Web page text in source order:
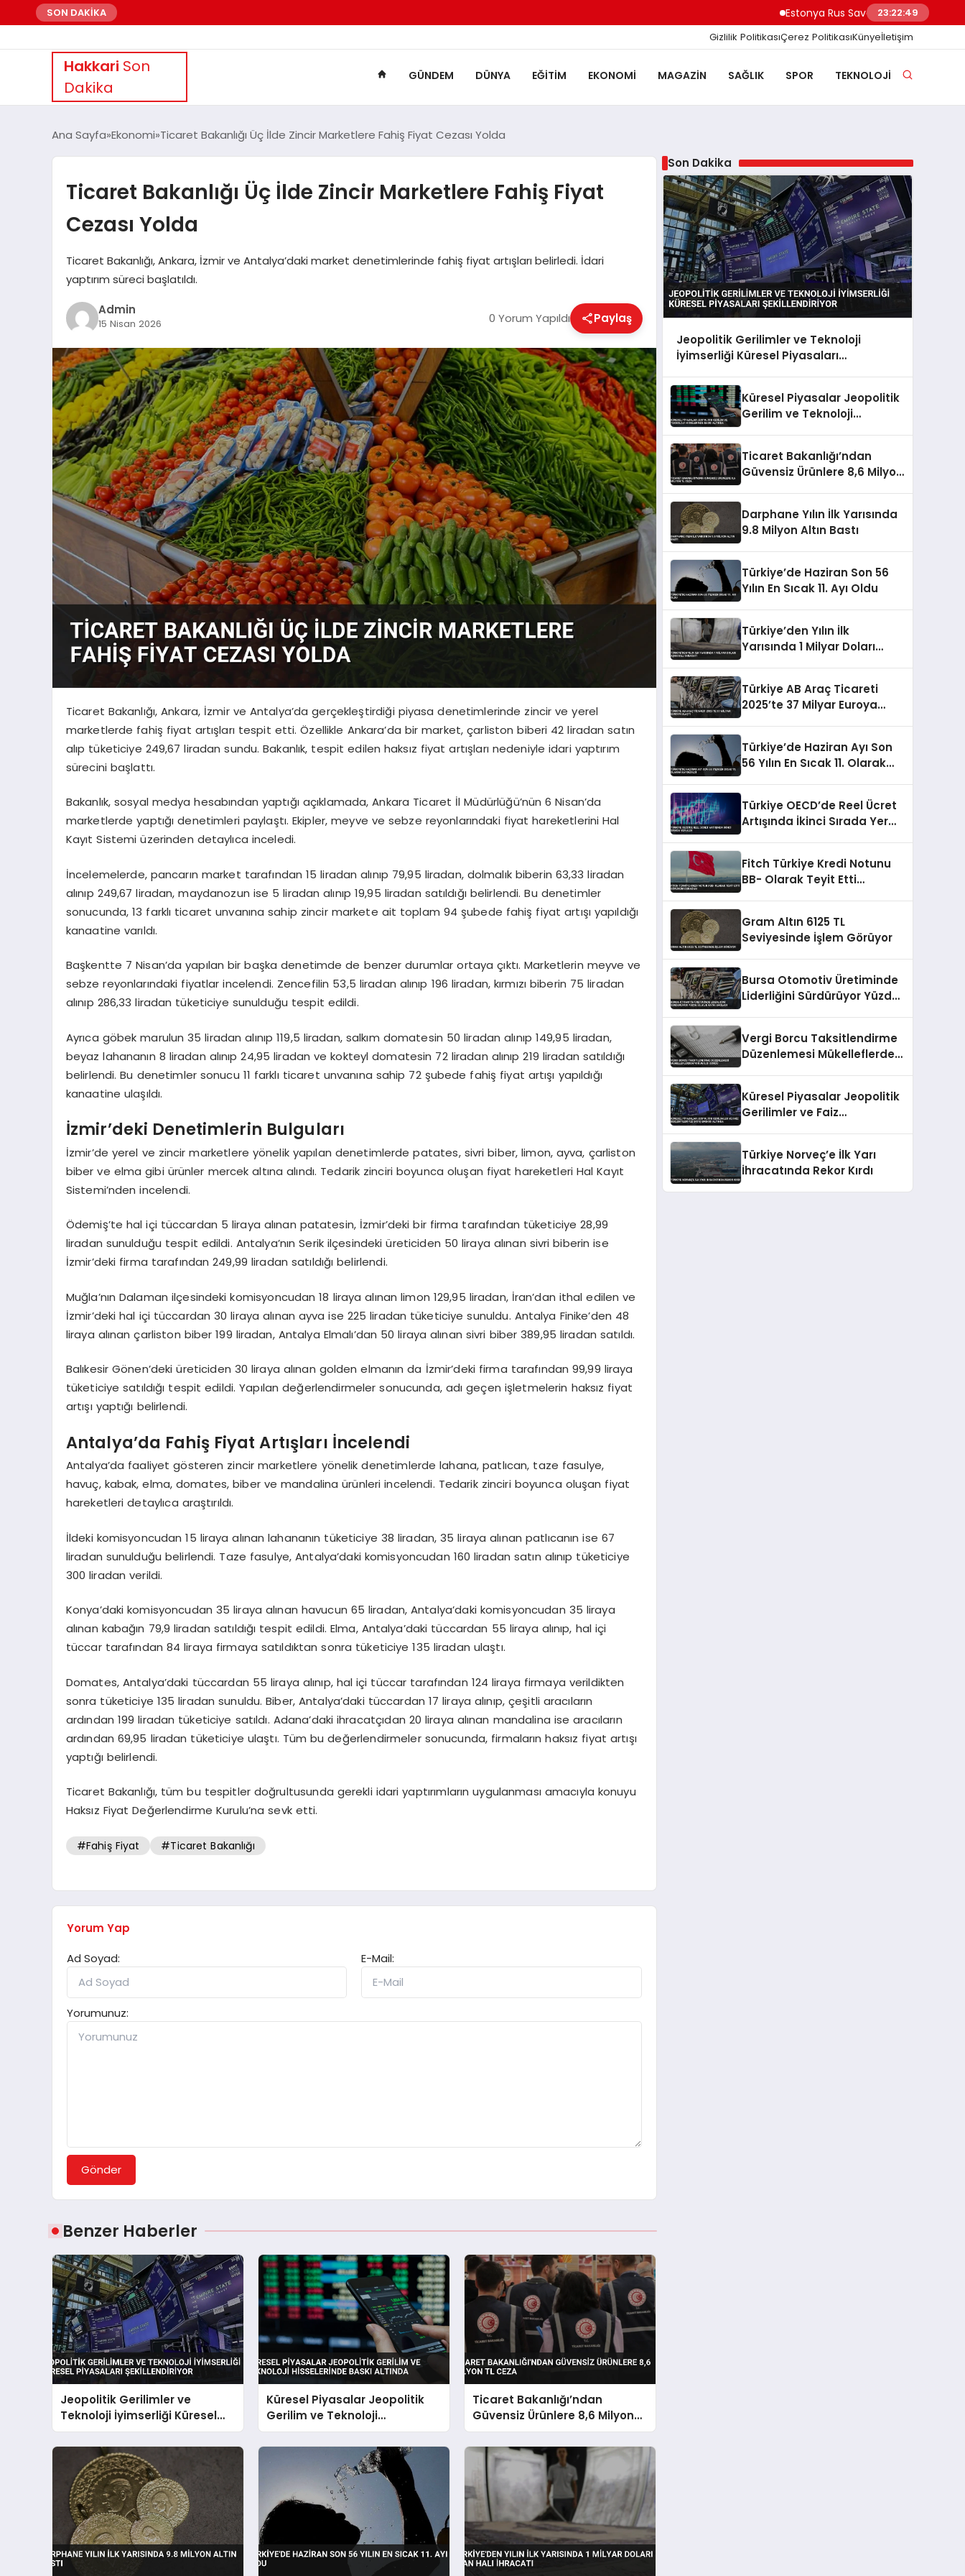
SON DAKİKA Estonya Rus Savaşçıların AB Girişini
23:22:50
Gizlilik PolitikasıÇerez PolitikasıKünyeİletişim
Hakkari Son
Dakika
GÜNDEM DÜNYA EĞITIM EKONOMI MAGAZIN SAĞLIK SPOR TEKNOLOJI
Ana Sayfa Ekonomi Ticaret Bakanlığı Üç İlde Zincir Marketlere Fahiş Fiyat Cezası Yolda
Ticaret Bakanlığı Üç İlde Zincir Marketlere Fahiş Fiyat
Cezası Yolda
Ticaret Bakanlığı, Ankara, İzmir ve Antalya’daki market denetimlerinde fahiş fiyat artışları belirledi. İdari
yaptırım süreci başlatıldı.
Admin
15 Nisan 2026 0 Yorum Yapıldı Paylaş
Ticaret Bakanlığı, Ankara, İzmir ve Antalya’da gerçekleştirdiği piyasa denetimlerinde zincir ve yerel
marketlerde fahiş fiyat artışları tespit etti. Özellikle Ankara’da bir market, çarliston biberi 42 liradan satın
alıp tüketiciye 249,67 liradan sundu. Bakanlık, tespit edilen haksız fiyat artışları nedeniyle idari yaptırım
sürecini başlattı.
Bakanlık, sosyal medya hesabından yaptığı açıklamada, Ankara Ticaret İl Müdürlüğü’nün 6 Nisan’da
marketlerde yaptığı denetimleri paylaştı. Ekipler, meyve ve sebze reyonlarındaki fiyat hareketlerini Hal
Kayıt Sistemi üzerinden detaylıca inceledi.
İncelemelerde, pancarın market tarafından 15 liradan alınıp 79,95 liradan, dolmalık biberin 63,33 liradan
alınıp 249,67 liradan, maydanozun ise 5 liradan alınıp 19,95 liradan satıldığı belirlendi. Bu denetimler
sonucunda, 13 farklı ticaret unvanına sahip zincir markete ait toplam 94 şubede fahiş fiyat artışı yapıldığı
kanaatine varıldı.
Başkentte 7 Nisan’da yapılan bir başka denetimde de benzer durumlar ortaya çıktı. Marketlerin meyve ve
sebze reyonlarındaki fiyatlar incelendi. Zencefilin 53,5 liradan alınıp 196 liradan, kırmızı biberin 75 liradan
alınıp 286,33 liradan tüketiciye sunulduğu tespit edildi.
Ayrıca göbek marulun 35 liradan alınıp 119,5 liradan, salkım domatesin 50 liradan alınıp 149,95 liradan,
beyaz lahananın 8 liradan alınıp 24,95 liradan ve kokteyl domatesin 72 liradan alınıp 219 liradan satıldığı
belirlendi. Bu denetimler sonucu 11 farklı ticaret unvanına sahip 72 şubede fahiş fiyat artışı yapıldığı
kanaatine ulaşıldı.
İzmir’deki Denetimlerin Bulguları
İzmir’de yerel ve zincir marketlere yönelik yapılan denetimlerde patates, sivri biber, limon, ayva, çarliston
biber ve elma gibi ürünler mercek altına alındı. Tedarik zinciri boyunca oluşan fiyat hareketleri Hal Kayıt
Sistemi’nden incelendi.
Ödemiş’te hal içi tüccardan 5 liraya alınan patatesin, İzmir’deki bir firma tarafından tüketiciye 28,99
liradan sunulduğu tespit edildi. Antalya’nın Serik ilçesindeki üreticiden 50 liraya alınan sivri biberin ise
İzmir’deki firma tarafından 249,99 liradan satıldığı belirlendi.
Muğla’nın Dalaman ilçesindeki komisyoncudan 18 liraya alınan limon 129,95 liradan, İran’dan ithal edilen ve
İzmir’deki hal içi tüccardan 30 liraya alınan ayva ise 225 liradan tüketiciye sunuldu. Antalya Finike’den 48
liraya alınan çarliston biber 199 liradan, Antalya Elmalı’dan 50 liraya alınan sivri biber 389,95 liradan satıldı.
Balıkesir Gönen’deki üreticiden 30 liraya alınan golden elmanın da İzmir’deki firma tarafından 99,99 liraya
tüketiciye satıldığı tespit edildi. Yapılan değerlendirmeler sonucunda, adı geçen işletmelerin haksız fiyat
artışı yaptığı belirlendi.
Antalya’da Fahiş Fiyat Artışları İncelendi
Antalya’da faaliyet gösteren zincir marketlere yönelik denetimlerde lahana, patlıcan, taze fasulye,
havuç, kabak, elma, domates, biber ve mandalina ürünleri incelendi. Tedarik zinciri boyunca oluşan fiyat
hareketleri detaylıca araştırıldı.
İldeki komisyoncudan 15 liraya alınan lahananın tüketiciye 38 liradan, 35 liraya alınan patlıcanın ise 67
liradan sunulduğu belirlendi. Taze fasulye, Antalya’daki komisyoncudan 160 liradan satın alınıp tüketiciye
300 liradan verildi.
Konya’daki komisyoncudan 35 liraya alınan havucun 65 liradan, Antalya’daki komisyoncudan 35 liraya
alınan kabağın 79,9 liradan satıldığı tespit edildi. Elma, Antalya’daki tüccardan 55 liraya alınıp, hal içi
tüccar tarafından 84 liraya firmaya satıldıktan sonra tüketiciye 135 liradan ulaştı.
Domates, Antalya’daki tüccardan 55 liraya alınıp, hal içi tüccar tarafından 124 liraya firmaya verildikten
sonra tüketiciye 135 liradan sunuldu. Biber, Antalya’daki tüccardan 17 liraya alınıp, çeşitli aracıların
ardından 199 liradan tüketiciye satıldı. Adana’daki ihracatçıdan 20 liraya alınan mandalina ise aracıların
ardından 69,95 liradan tüketiciye ulaştı. Tüm bu değerlendirmeler sonucunda, firmaların haksız fiyat artışı
yaptığı belirlendi.
Ticaret Bakanlığı, tüm bu tespitler doğrultusunda gerekli idari yaptırımların uygulanması amacıyla konuyu
Haksız Fiyat Değerlendirme Kurulu’na sevk etti.
#Fahiş Fiyat #Ticaret Bakanlığı
Yorum Yap
Ad Soyad:
E-Mail:
Yorumunuz:
Gönder
Benzer Haberler
Jeopolitik Gerilimler ve
Teknoloji İyimserliği Küresel
Piyasaları Şekillendiriyor
Küresel Piyasalar Jeopolitik
Gerilim ve Teknoloji
Hisselerinde Baskı Altında
Ticaret Bakanlığı’ndan
Güvensiz Ürünlere 8,6 Milyon
TL Ceza
Son Dakika
Jeopolitik Gerilimler ve Teknoloji
İyimserliği Küresel Piyasaları
Küresel Piyasalar Jeopolitik
Gerilim ve Teknoloji
Ticaret Bakanlığı’ndan
Güvensiz Ürünlere 8,6 Milyon
Darphane Yılın İlk Yarısında
9.8 Milyon Altın Bastı
Türkiye’de Haziran Son 56
Yılın En Sıcak 11. Ayı Oldu
Türkiye’den Yılın İlk
Yarısında 1 Milyar Doları
Türkiye AB Araç Ticareti
2025’te 37 Milyar Euroya
Türkiye’de Haziran Ayı Son
56 Yılın En Sıcak 11. Olarak
Türkiye OECD’de Reel Ücret
Artışında İkinci Sırada Yer
Fitch Türkiye Kredi Notunu
BB- Olarak Teyit Etti
Gram Altın 6125 TL
Seviyesinde İşlem Görüyor
Bursa Otomotiv Üretiminde
Liderliğini Sürdürüyor Yüzde
Vergi Borcu Taksitlendirme
Düzenlemesi Mükelleflerden
Küresel Piyasalar Jeopolitik
Gerilimler ve Faiz
Türkiye Norveç’e İlk Yarı
İhracatında Rekor Kırdı